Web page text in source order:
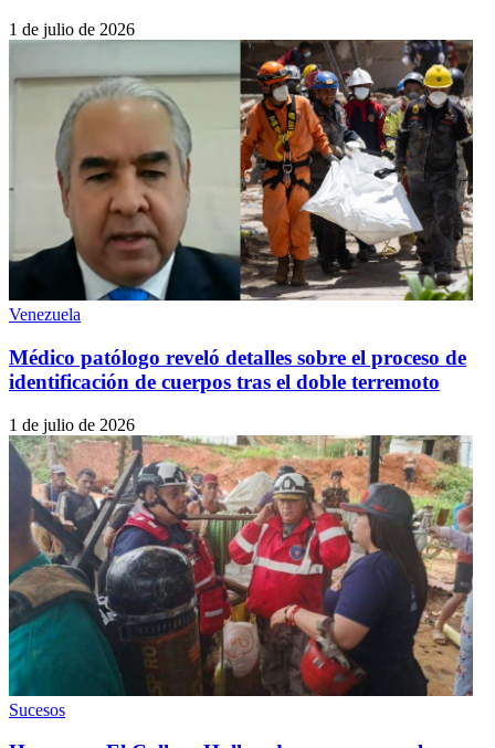
1 de julio de 2026
Venezuela
Médico patólogo reveló detalles sobre el proceso de
identificación de cuerpos tras el doble terremoto
1 de julio de 2026
Sucesos